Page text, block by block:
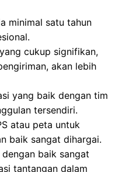
minimal satu tahun
cukup signifikan,
akan lebih
yang baik dengan tim
tersendiri.
atau peta untuk
baik sangat dihargai.
baik sangat
tantangan dalam